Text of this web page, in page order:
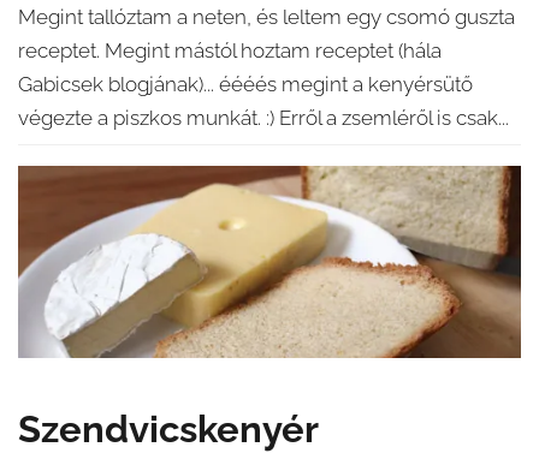
Megint tallóztam a neten, és leltem egy csomó guszta
receptet. Megint mástól hoztam receptet (hála
Gabicsek blogjának)... éééés megint a kenyérsütő
végezte a piszkos munkát. :) Erről a zsemléről is csak...
Szendvicskenyér